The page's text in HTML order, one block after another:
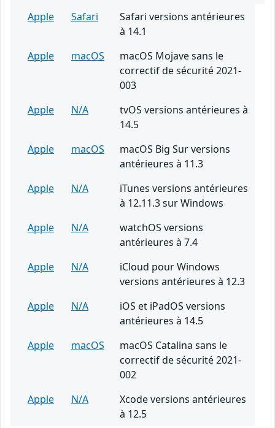
Apple Safari
Safari versions antérieures
à 14.1
Apple
macOS
macOS Mojave sans le
correctif de sécurité 2021-
003
Apple
N/A
tvOS versions antérieures à
14.5
Apple
macOS
macOS Big Sur versions
antérieures à 11.3
Apple
N/A
iTunes versions antérieures
à 12.11.3 sur Windows
Apple
N/A
watchOS versions
antérieures à 7.4
Apple
N/A
iCloud pour Windows
versions antérieures à 12.3
Apple
N/A
iOS et iPadOS versions
antérieures à 14.5
Apple
macOS
macOS Catalina sans le
correctif de sécurité 2021-
002
Apple
N/A
Xcode versions antérieures
à 12.5